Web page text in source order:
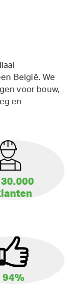
België. We
voor bouw,
en
30.000
94%